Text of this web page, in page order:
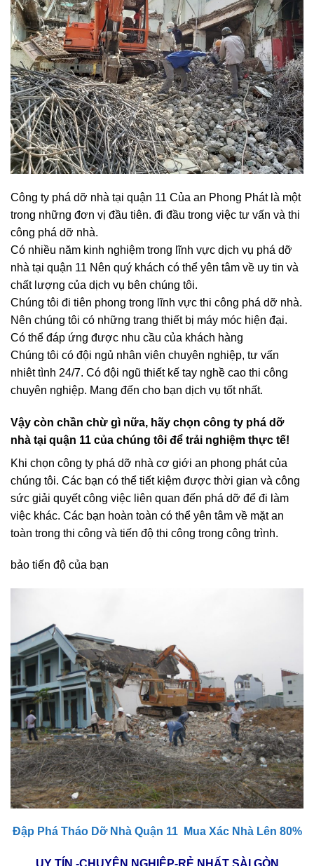
Công ty phá dỡ nhà tại quận 11 Của an Phong Phát là một
trong những đơn vị đầu tiên. đi đầu trong việc tư vấn và thi
công phá dỡ nhà.
Có nhiều năm kinh nghiệm trong lĩnh vực dịch vụ phá dỡ
nhà tại quận 11 Nên quý khách có thể yên tâm về uy tin và
chất lượng của dịch vụ bên chúng tôi.
Chúng tôi đi tiên phong trong lĩnh vực thi công phá dỡ nhà.
Nên chúng tôi có những trang thiết bị máy móc hiện đại.
Có thể đáp ứng được nhu cầu của khách hàng
Chúng tôi có đội ngủ nhân viên chuyên nghiệp, tư vấn
nhiêt tình 24/7. Có đội ngũ thiết kế tay nghề cao thi công
chuyên nghiệp. Mang đến cho bạn dịch vụ tốt nhất.
Vậy còn chần chừ gì nữa, hãy chọn công ty phá dỡ
nhà tại quận 11 của chúng tôi để trải nghiệm thực tế!
Khi chọn công ty phá dỡ nhà cơ giới an phong phát của
chúng tôi. Các bạn có thể tiết kiệm được thời gian và công
sức giải quyết công việc liên quan đến phá dỡ để đi làm
việc khác. Các bạn hoàn toàn có thể yên tâm về mặt an
toàn trong thi công và tiến độ thi công trong công trình.
bảo tiến độ của bạn
Đập Phá Tháo Dỡ Nhà Quận 11 Mua Xác Nhà Lên 80%
UY TÍN -CHUYÊN NGHIỆP-RẺ NHẤT SÀI GÒN